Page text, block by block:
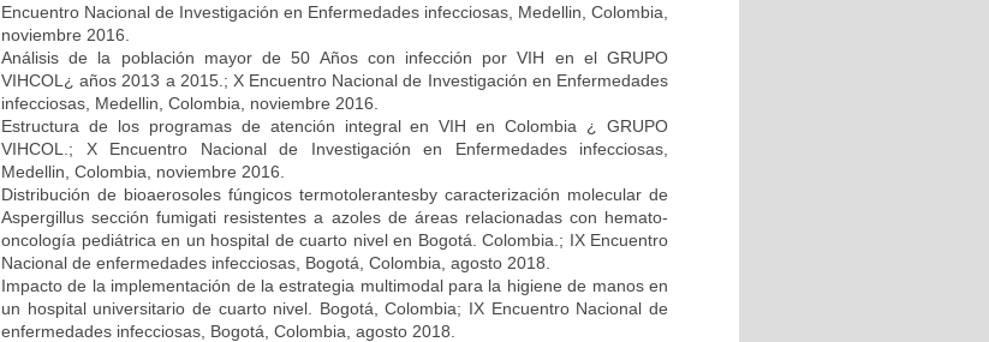
Encuentro Nacional de Investigación en Enfermedades infecciosas, Medellin, Colombia,
noviembre 2016.
Análisis de la población mayor de 50 Años con infección por VIH en el GRUPO
VIHCOL¿ años 2013 a 2015.; X Encuentro Nacional de Investigación en Enfermedades
infecciosas, Medellin, Colombia, noviembre 2016.
Estructura de los programas de atención integral en VIH en Colombia ¿ GRUPO
VIHCOL.; X Encuentro Nacional de Investigación en Enfermedades infecciosas,
Medellin, Colombia, noviembre 2016.
Distribución de bioaerosoles fúngicos termotolerantesby caracterización molecular de
Aspergillus sección fumigati resistentes a azoles de áreas relacionadas con hemato-
oncología pediátrica en un hospital de cuarto nivel en Bogotá. Colombia.; IX Encuentro
Nacional de enfermedades infecciosas, Bogotá, Colombia, agosto 2018.
Impacto de la implementación de la estrategia multimodal para la higiene de manos en
un hospital universitario de cuarto nivel. Bogotá, Colombia; IX Encuentro Nacional de
enfermedades infecciosas, Bogotá, Colombia, agosto 2018.